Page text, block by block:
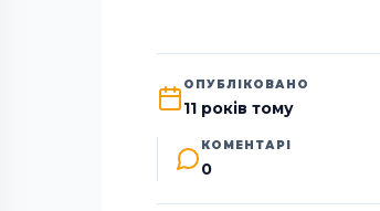
ОПУБЛІКОВАНО
11 років тому
КОМЕНТАРІ
0